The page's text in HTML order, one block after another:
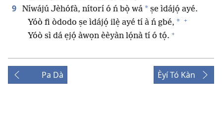
9 Níwájú Jèhófà, nítorí ó ń bọ̀ wá * ṣe ìdájọ́ ayé.
Yóò fi òdodo ṣe ìdájọ́ ilẹ̀ ayé tí à ń gbé, * +
Yóò sì dá ẹjọ́ àwọn èèyàn lọ́nà tí ó tọ́. +
Pa Dà Èyí Tó Kàn